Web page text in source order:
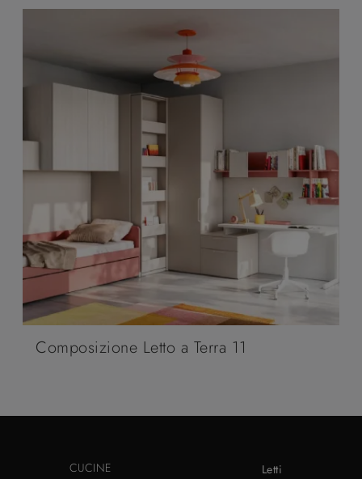
Composizione Letto a Terra 11
CUCINE
Letti